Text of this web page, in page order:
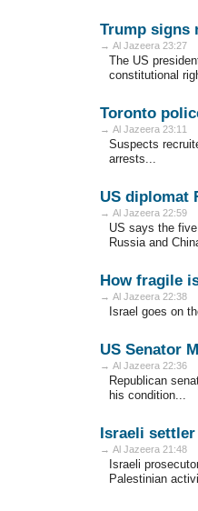
Trump signs
→ Al Jazeera 23:27
The US
constitutional
Toronto
→ Al Jazeera 23:11
Suspects
arrests...
US diplomat
→ Al Jazeera 22:59
US says the
Russia and
How fragile
→ Al Jazeera 22:38
Israel goes on
US Senator
→ Al Jazeera 22:36
Republican
his condition...
Israeli
→ Al Jazeera 21:48
Israeli
Palestinian